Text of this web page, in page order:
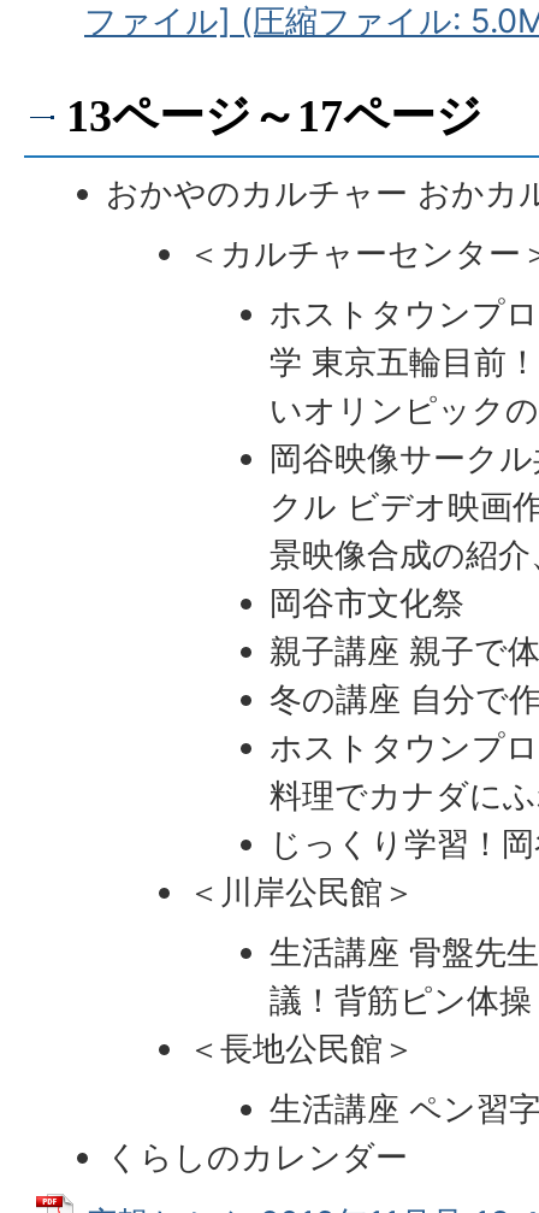
ファイル] (圧縮ファイル:
13ページ～17ページ
おかやのカルチャー おかカ
＜カルチャーセンター
ホストタウンプ
学 東京五輪目前
いオリンピック
岡谷映像サーク
クル ビデオ映画
景映像合成の紹
岡谷市文化祭
親子講座 親子で
冬の講座 自分で
ホストタウンプ
料理でカナダに
じっくり学習！
​​​​​​​＜川岸公民館＞
生活講座 骨盤先
議！背筋ピン体操
＜長地公民館＞
生活講座 ペン習
くらしのカレンダー